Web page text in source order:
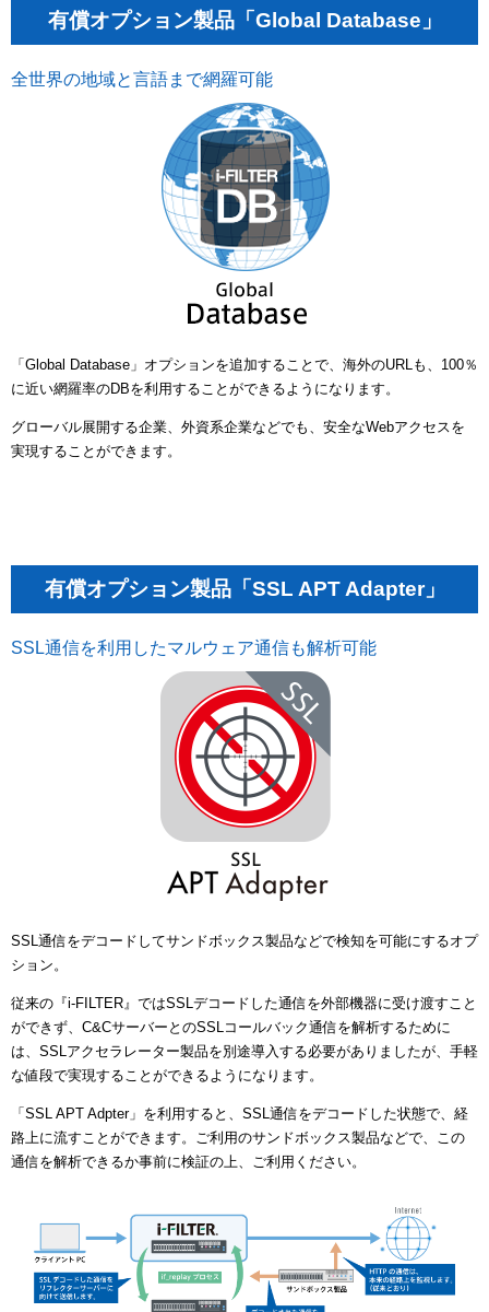
有償オプション製品「Global Database」
全世界の地域と言語まで網羅可能
「Global Database」オプションを追加することで、海外のURLも、100％
に近い網羅率のDBを利用することができるようになります。
グローバル展開する企業、外資系企業などでも、安全なWebアクセスを
実現することができます。
有償オプション製品「SSL APT Adapter」
SSL通信を利用したマルウェア通信も解析可能
SSL通信をデコードしてサンドボックス製品などで検知を可能にするオプ
ション。
従来の『i-FILTER』ではSSLデコードした通信を外部機器に受け渡すこと
ができず、C&CサーバーとのSSLコールバック通信を解析するために
は、SSLアクセラレーター製品を別途導入する必要がありましたが、手軽
な値段で実現することができるようになります。
「SSL APT Adpter」を利用すると、SSL通信をデコードした状態で、経
路上に流すことができます。ご利用のサンドボックス製品などで、この
通信を解析できるか事前に検証の上、ご利用ください。